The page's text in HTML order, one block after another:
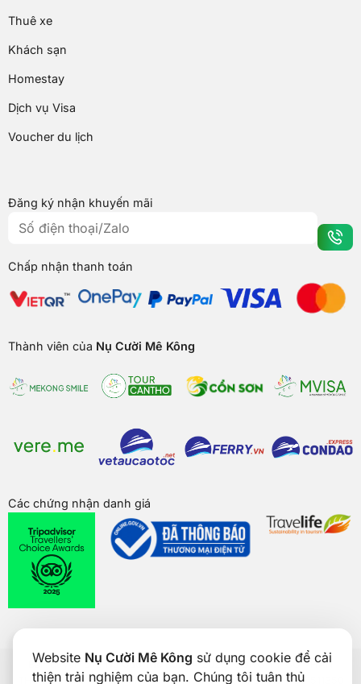
Website Nụ Cười Mê Kông sử dụng cookie để cải
thiện trải nghiệm của bạn. Chúng tôi tuân thủ
Thuê xe
Khách sạn
Homestay
Dịch vụ Visa
Voucher du lịch
Đăng ký nhận khuyến mãi
Chấp nhận thanh toán
Thành viên của Nụ Cười Mê Kông
Các chứng nhận danh giá
Bản quyền của Nụ Cười Mê Kông® 2026. CÔNG TY CỔ PHẦN
THƯƠNG MẠI DU LỊCH NỤ CƯỜI MÊ KÔNG. GPDKKD: 1801511350